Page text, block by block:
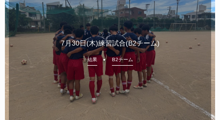
7月30日(木)練習試合(B2チーム)
結果 B2チーム